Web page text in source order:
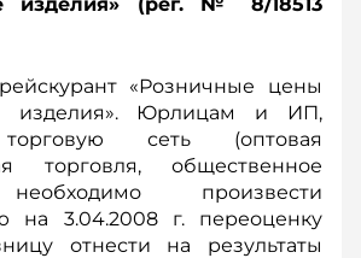
«Розничные цены
изделия». Юрлицам и ИП,
сеть (оптовая
торговля, общественное
произвести
на 3.04.2008 г. переоценку
отнести на результаты